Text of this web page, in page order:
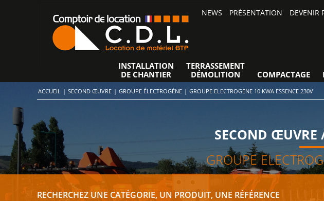
NEWS PRÉSENTATION DEVENIR
INSTALLATION
DE CHANTIER
TERRASSEMENT
DÉMOLITION
COMPACTAGE
ACCUEIL | SECOND ŒUVRE | GROUPE ÉLECTROGÈNE | GROUPE ELECTROGENE 10 KWA ESSENCE 230V
SECOND ŒUVRE
GROUPE